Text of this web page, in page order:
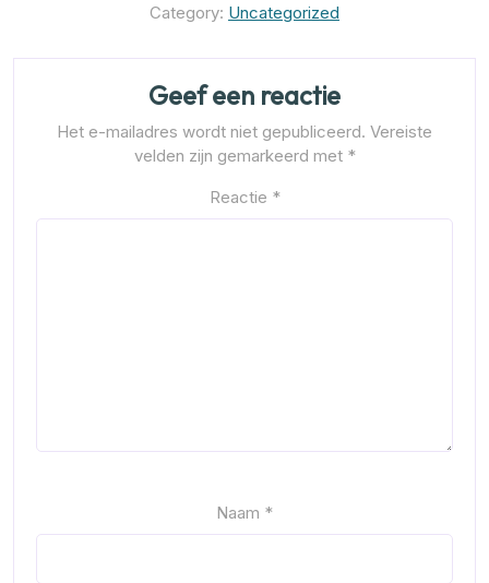
Category: Uncategorized
Geef een reactie
Het e-mailadres wordt niet gepubliceerd. Vereiste
velden zijn gemarkeerd met *
Reactie *
Naam *